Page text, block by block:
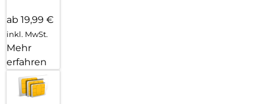
ab 19,99 €
inkl. MwSt.
Mehr
erfahren